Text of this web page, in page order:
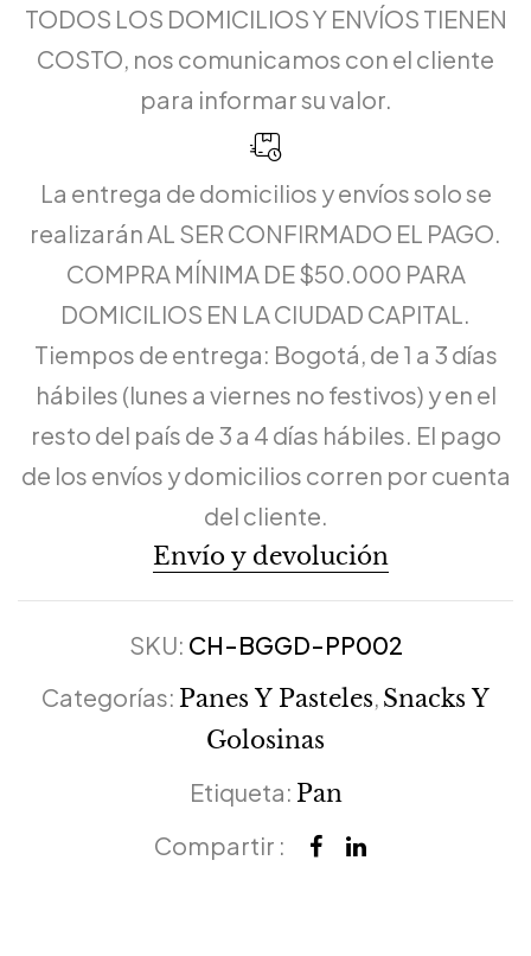
TODOS LOS DOMICILIOS Y ENVÍOS TIENEN
COSTO, nos comunicamos con el cliente
para informar su valor.
La entrega de domicilios y envíos solo se
realizarán AL SER CONFIRMADO EL PAGO.
COMPRA MÍNIMA DE $50.000 PARA
DOMICILIOS EN LA CIUDAD CAPITAL.
Tiempos de entrega: Bogotá, de 1 a 3 días
hábiles (lunes a viernes no festivos) y en el
resto del país de 3 a 4 días hábiles. El pago
de los envíos y domicilios corren por cuenta
del cliente.
Envío y devolución
SKU: CH-BGGD-PP002
Categorías: Panes Y Pasteles Snacks Y
Golosinas
Etiqueta: Pan
Compartir :